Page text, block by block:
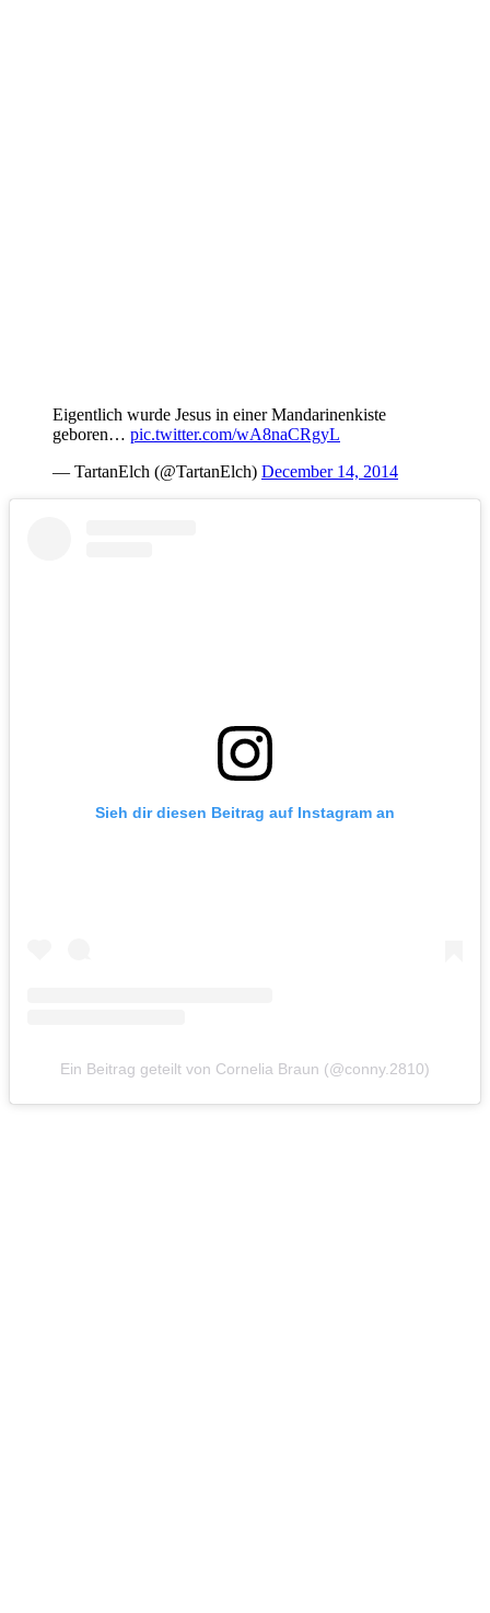
Eigentlich wurde Jesus in einer Mandarinenkiste
geboren… pic.twitter.com/wA8naCRgyL
— TartanElch (@TartanElch) December 14, 2014
Sieh dir diesen Beitrag auf Instagram an
Ein Beitrag geteilt von Cornelia Braun (@conny.2810)